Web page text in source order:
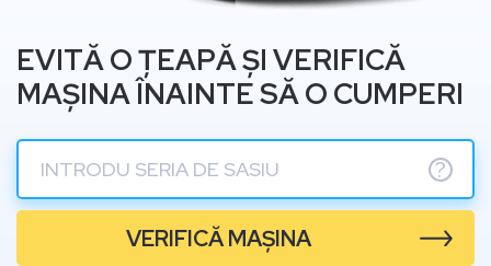
EVITĂ O ȚEAPĂ ȘI VERIFICĂ
MAȘINA ÎNAINTE SĂ O CUMPERI
?
VERIFICĂ MAȘINA